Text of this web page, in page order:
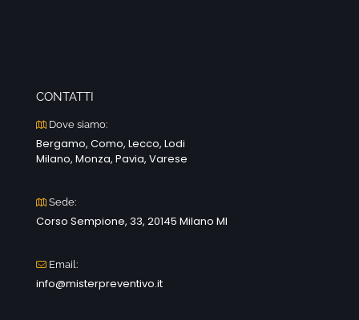
CONTATTI
Dove siamo:
Bergamo, Como, Lecco, Lodi
Milano, Monza, Pavia, Varese
Sede:
Corso Sempione, 33, 20145 Milano MI
Email:
info@misterpreventivo.it